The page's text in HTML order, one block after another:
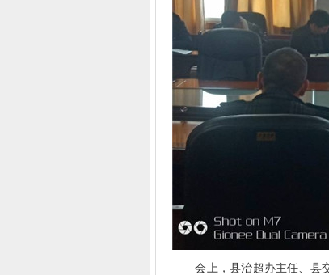
会上，县治超办主任、县